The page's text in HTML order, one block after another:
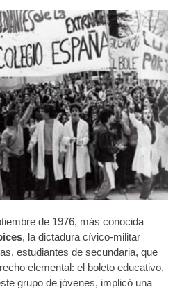
de 1976, más conocida
, la dictadura cívico-militar
estudiantes de secundaria, que
elemental: el boleto educativo.
grupo de jóvenes, implicó una